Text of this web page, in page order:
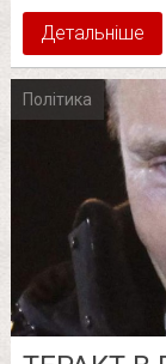
Детальніше
Політика